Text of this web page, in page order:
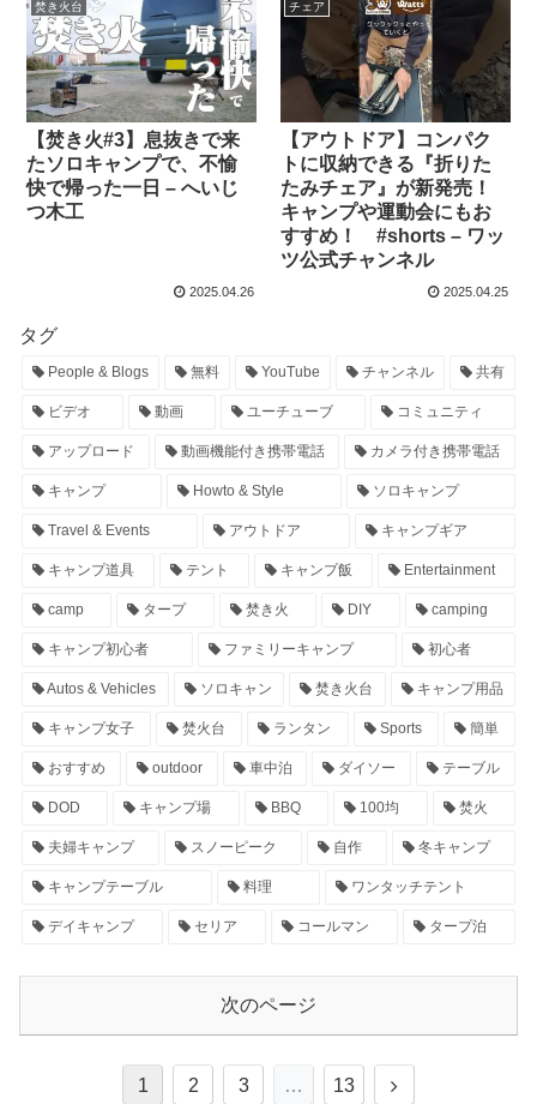
焚き火台
【焚き火#3】息抜きで来
たソロキャンプで、不愉
快で帰った一日 – へいじ
つ木工
2025.04.26
チェア
【アウトドア】コンパク
トに収納できる『折りた
たみチェア』が新発売！
キャンプや運動会にもお
すすめ！ #shorts – ワッ
ツ公式チャンネル
2025.04.25
タグ
People & Blogs 無料 YouTube チャンネル 共有
ビデオ 動画 ユーチューブ コミュニティ
アップロード 動画機能付き携帯電話 カメラ付き携帯電話
キャンプ Howto & Style ソロキャンプ
Travel & Events アウトドア キャンプギア
キャンプ道具 テント キャンプ飯 Entertainment
camp タープ 焚き火 DIY camping
キャンプ初心者 ファミリーキャンプ 初心者
Autos & Vehicles ソロキャン 焚き火台 キャンプ用品
キャンプ女子 焚火台 ランタン Sports 簡単
おすすめ outdoor 車中泊 ダイソー テーブル
DOD キャンプ場 BBQ 100均 焚火
夫婦キャンプ スノーピーク 自作 冬キャンプ
キャンプテーブル 料理 ワンタッチテント
デイキャンプ セリア コールマン タープ泊
次のページ
1 2 3 … 13